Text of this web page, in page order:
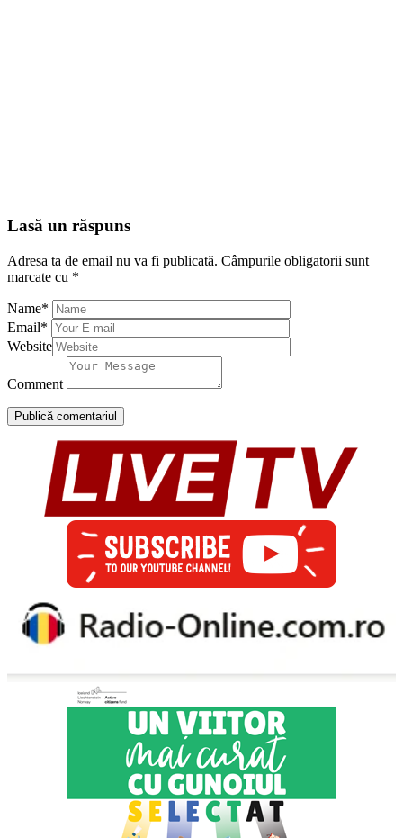
Lasă un răspuns
Adresa ta de email nu va fi publicată. Câmpurile obligatorii sunt
marcate cu *
Name*
Email*
Website
Comment